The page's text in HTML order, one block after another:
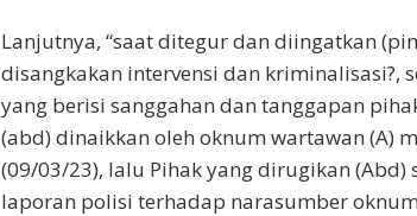
Lanjutnya, “saat ditegur dan diingatkan
disangkakan intervensi dan kriminalisasi?,
yang berisi sanggahan dan tanggapan
(abd) dinaikkan oleh oknum wartawan (A)
(09/03/23), lalu Pihak yang dirugikan
laporan polisi terhadap narasumber